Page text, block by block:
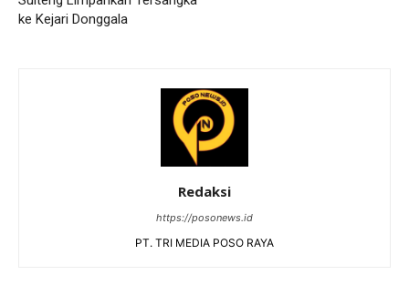
ke Kejari Donggala
Redaksi
https://posonews.id
PT. TRI MEDIA POSO RAYA